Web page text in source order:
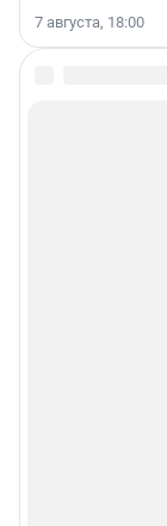
7 августа, 18:00